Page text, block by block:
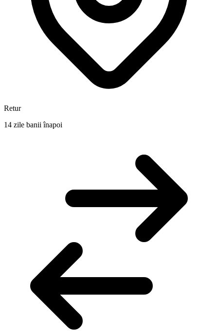
Retur
14 zile banii înapoi